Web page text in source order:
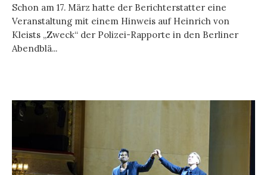
Schon am 17. März hatte der Berichterstatter eine
Veranstaltung mit einem Hinweis auf Heinrich von
Kleists „Zweck“ der Polizei-Rapporte in den Berliner
Abendblä...